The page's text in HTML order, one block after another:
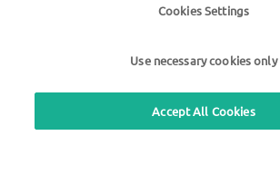
Přihlásit do sekce pro zákazníky
Cookies Settings
Use necessary cookies only
Accept All Cookies